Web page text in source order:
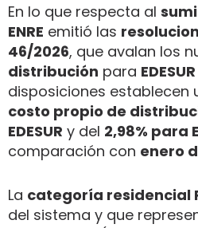
En lo que respecta al
ENRE emitió las
46/2026, que avalan los
distribución para EDESUR
disposiciones establecen
costo propio de
EDESUR y del 2,98% para
comparación con enero
La categoría residencial
del sistema y que